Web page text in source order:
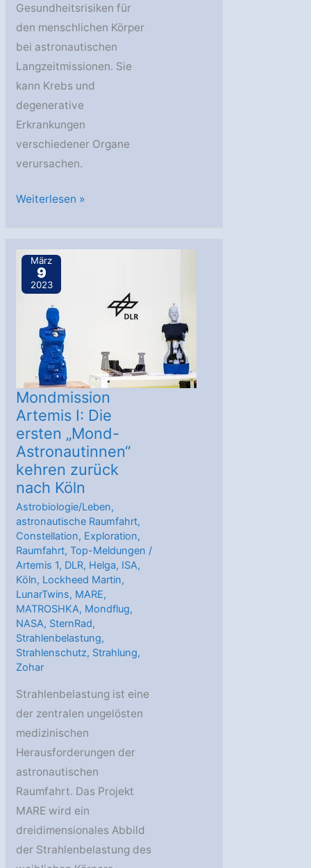
Gesundheitsrisiken für
den menschlichen Körper
bei astronautischen
Langzeitmissionen. Sie
kann Krebs und
degenerative
Erkrankungen
verschiedener Organe
verursachen.
DLR:
astronautischen
Langzeitmissionen
Weiterlesen »
März
9
2023
Mondmission
Artemis I: Die
ersten „Mond-
Astronautinnen“
kehren zurück
nach Köln
Astrobiologie/Leben,
astronautische Raumfahrt,
Constellation, Exploration,
Raumfahrt,Top-Meldungen /
Artemis 1, DLR, Helga, ISA,
Köln, Lockheed Martin,
LunarTwins, MARE,
MATROSHKA, Mondflug,
NASA, SternRad,
Strahlenbelastung,
Strahlenschutz, Strahlung,
Zohar
Strahlenbelastung ist eine
der zentralen ungelösten
medizinischen
Herausforderungen der
astronautischen
Raumfahrt. Das Projekt
MARE wird ein
dreidimensionales Abbild
der Strahlenbelastung des